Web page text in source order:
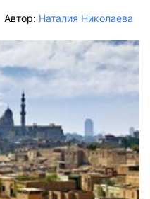
Автор: Наталия Николаева